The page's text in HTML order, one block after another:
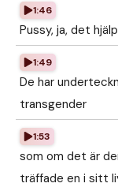
1:46
Pussy, ja, det
1:49
De har
transgender
1:53
som om det är
träffade en i sitt